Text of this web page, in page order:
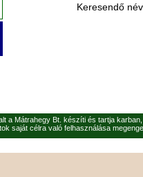
Keresendő
a Mátrahegy Bt. készíti és tartja
saját célra való felhasználása